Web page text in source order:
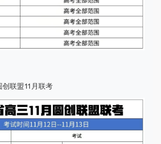
创联盟11月联考